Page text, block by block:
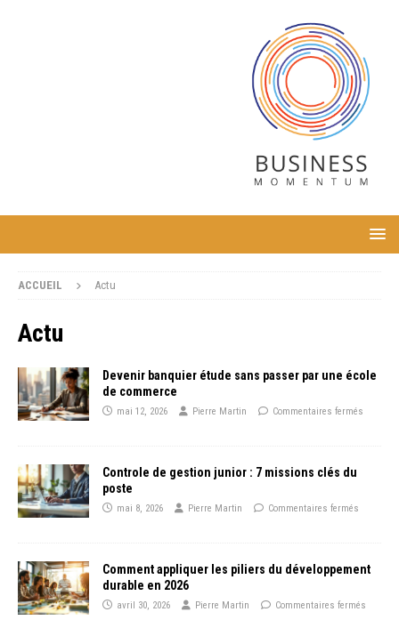
ACCUEIL Actu
Actu
Devenir banquier étude sans passer par une école
de commerce
mai 12, 2026 Pierre Martin Commentaires fermés
Controle de gestion junior : 7 missions clés du
poste
mai 8, 2026 Pierre Martin Commentaires fermés
Comment appliquer les piliers du développement
durable en 2026
avril 30, 2026 Pierre Martin Commentaires fermés